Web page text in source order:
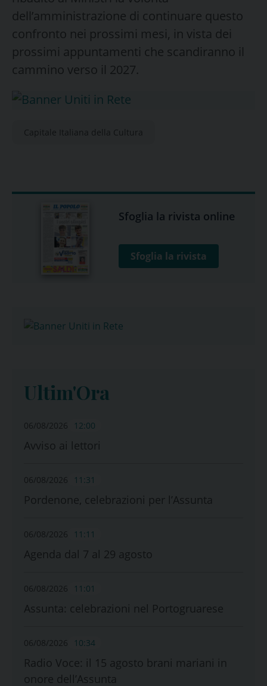
dell’amministrazione di continuare questo
confronto nei prossimi mesi, in vista dei
prossimi appuntamenti che scandiranno il
cammino verso il 2027.
Capitale Italiana della Cultura
Sfoglia la rivista online
Sfoglia la rivista
Ultim'Ora
06/08/2026 12:00
Avviso ai lettori
06/08/2026 11:31
Pordenone, celebrazioni per l’Assunta
06/08/2026 11:11
Agenda dal 7 al 29 agosto
06/08/2026 11:01
Assunta: celebrazioni nel Portogruarese
06/08/2026 10:34
Radio Voce: il 15 agosto brani mariani in
onore dell’Assunta